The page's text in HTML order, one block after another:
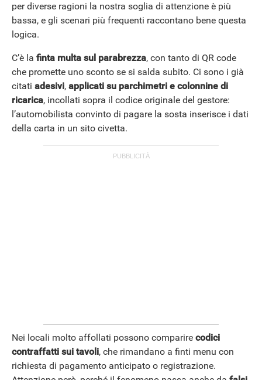
per diverse ragioni la nostra soglia di attenzione è più
bassa, e gli scenari più frequenti raccontano bene questa
logica.
C’è la finta multa sul parabrezza, con tanto di QR code
che promette uno sconto se si salda subito. Ci sono i già
citati adesivi, applicati su parchimetri e colonnine di
ricarica, incollati sopra il codice originale del gestore:
l’automobilista convinto di pagare la sosta inserisce i dati
della carta in un sito civetta.
Nei locali molto affollati possono comparire codici
contraffatti sui tavoli, che rimandano a finti menu con
richiesta di pagamento anticipato o registrazione.